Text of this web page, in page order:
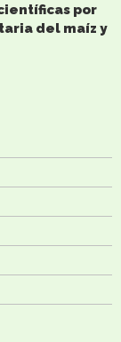
por
del maíz y